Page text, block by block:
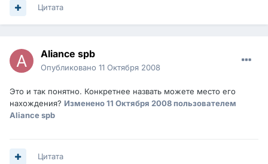
Цитата
Aliance spb
Опубликовано 11 Октября 2008
Это и так понятно. Конкретнее назвать можете место его
нахождения? Изменено11 Октября 2008пользователем
Aliance spb
Цитата